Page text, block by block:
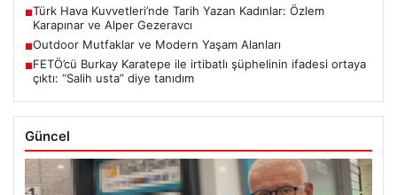
■Türk Hava Kuvvetleri’nde Tarih Yazan Kadınlar: Özlem
Karapınar ve Alper Gezeravcı
■Outdoor Mutfaklar ve Modern Yaşam Alanları
■FETÖ’cü Burkay Karatepe ile irtibatlı şüphelinin ifadesi ortaya
çıktı: “Salih usta” diye tanıdım
Güncel